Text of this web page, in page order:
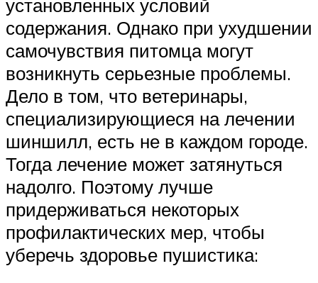
установленных условий
содержания. Однако при ухудшении
самочувствия питомца могут
возникнуть серьезные проблемы.
Дело в том, что ветеринары,
специализирующиеся на лечении
шиншилл, есть не в каждом городе.
Тогда лечение может затянуться
надолго. Поэтому лучше
придерживаться некоторых
профилактических мер, чтобы
уберечь здоровье пушистика: